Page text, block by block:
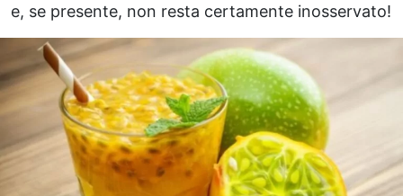
e, se presente, non resta certamente inosservato!